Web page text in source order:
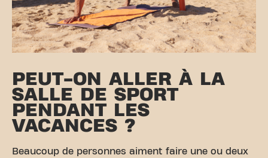
PEUT-ON ALLER À LA
SALLE DE SPORT
PENDANT LES
VACANCES ?
Beaucoup de personnes aiment faire une ou deux